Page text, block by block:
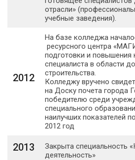
отрасли»
учебные заведения).
2012
На базе колледжа
ресурсного центра
подготовки и повышения
специалиста в области
строительства.
Колледжу вручено
на Доску почета города
победителю среди
специального
наилучших показателей
2012 год
2013
Закрыта специальность
деятельность»